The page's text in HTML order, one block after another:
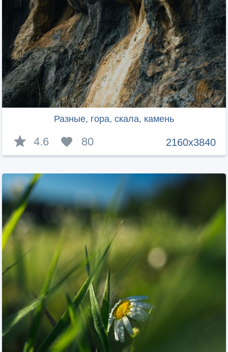
Разные, гора, скала, камень
2160x3840
4.6 80